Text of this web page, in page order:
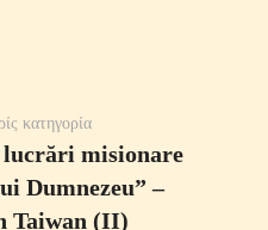
κατηγορία
lucrări misionare
Dumnezeu” ‒
Taiwan (II)